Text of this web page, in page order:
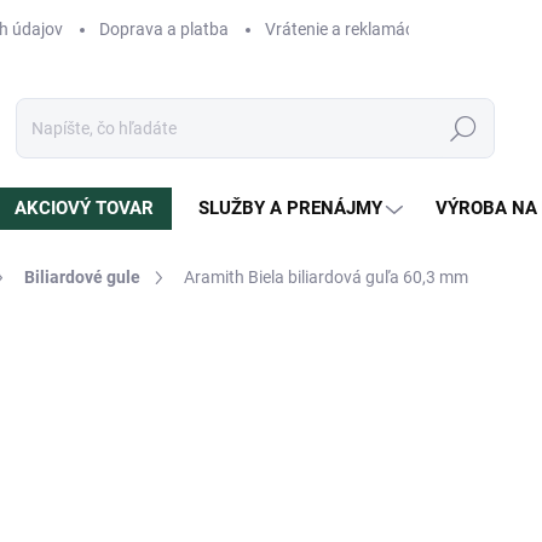
údajov Doprava a platba Vrátenie a reklamácia
Hľadať
AKCIOVÝ TOVAR SLUŽBY A PRENÁJMY VÝROBA NA
Biliardové gule Aramith Biela biliardová guľa 60,3 mm